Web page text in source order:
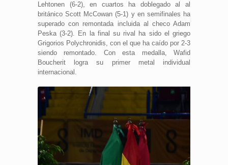
Lehtonen (6-2), en cuartos ha doblegado al al
británico Scott McCowan (5-1) y en semifinales ha
superado con remontada incluida al checo Adam
Peska (3-2). En la final su rival ha sido el griego
Grigorios Polychronidis, con el que ha caído por 2-3
siendo remontado. Con esta medalla, Wafid
Boucherit logra su primer metal individual
internacional.